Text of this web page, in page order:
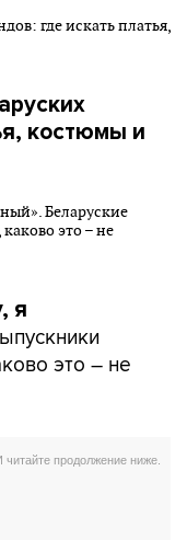
костюмы и
я
это – не